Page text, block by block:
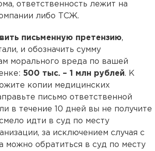
ответственность лежит на
либо ТСЖ.
письменную претензию,
и обозначить сумму
морального вреда по вашей
500 тыс. – 1 млн рублей. К
копии медицинских
письмо ответственной
в течение 10 дней вы не получите
идти в суд по месту
за исключением случая с
можно обратиться в суд по месту